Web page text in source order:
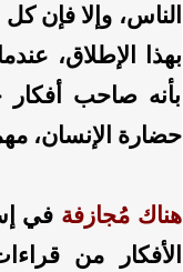
الناس، وإلا فإن
بهذا الإطلاق،
بأنه صاحب أفكار
حضارة الإنسان،
هناك مُجازفة في
الأفكار من